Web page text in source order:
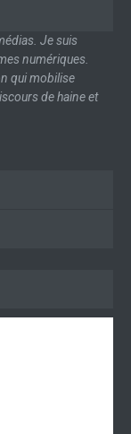
Je suis
numériques.
qui mobilise
de haine et